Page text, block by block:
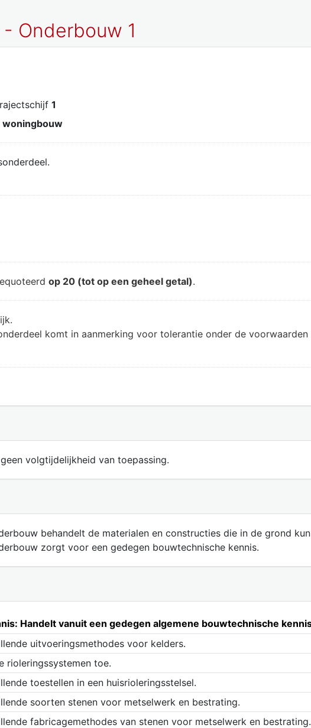
Onderbouw 1
1
woningbouw
op 20 (tot op een geheel getal).
komt in aanmerking voor tolerantie onder de
volgtijdelijkheid van toepassing.
behandelt de materialen en constructies die in de grond
zorgt voor een gedegen bouwtechnische kennis.
Handelt vanuit een gedegen algemene bouwtechnische
uitvoeringsmethodes voor kelders.
rioleringssystemen toe.
toestellen in een huisrioleringsstelsel.
soorten stenen voor metselwerk en bestrating.
fabricagemethodes van stenen voor metselwerk en bestrating.